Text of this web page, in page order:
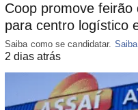
Coop promove
para centro logístico
Saiba como se candidatar.
2 dias atrás